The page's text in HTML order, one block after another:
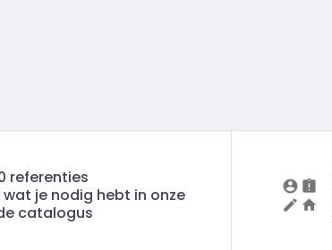
referenties
wat je nodig hebt in onze
catalogus